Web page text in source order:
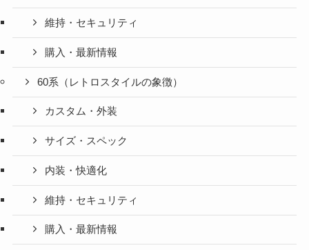
維持・セキュリティ
購入・最新情報
60系（レトロスタイルの象徴）
カスタム・外装
サイズ・スペック
内装・快適化
維持・セキュリティ
購入・最新情報